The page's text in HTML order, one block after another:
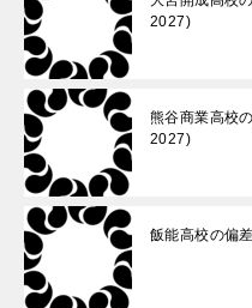
2027)
熊谷商業高校
2027)
飯能高校の偏